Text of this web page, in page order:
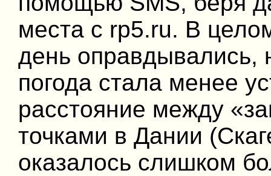
места с rp5.ru. В
день оправдывались,
погода стала менее
расстояние между
точками в Дании
оказалось слишком